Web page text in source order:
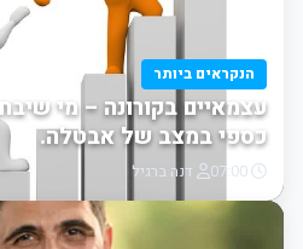
הנקראים ביותר
עצמאיים בקורונה – מי
כספי במצב של אבטלה.
דנה ברגיל